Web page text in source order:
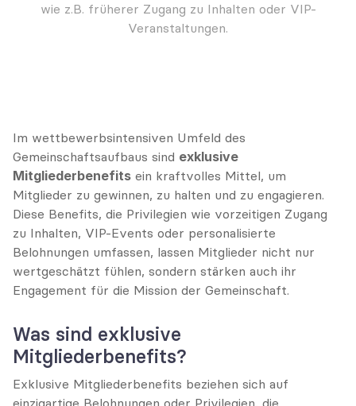
wie z.B. früherer Zugang zu Inhalten oder VIP-
Veranstaltungen.
Im wettbewerbsintensiven Umfeld des
Gemeinschaftsaufbaus sind exklusive
Mitgliederbenefits ein kraftvolles Mittel, um
Mitglieder zu gewinnen, zu halten und zu engagieren.
Diese Benefits, die Privilegien wie vorzeitigen Zugang
zu Inhalten, VIP-Events oder personalisierte
Belohnungen umfassen, lassen Mitglieder nicht nur
wertgeschätzt fühlen, sondern stärken auch ihr
Engagement für die Mission der Gemeinschaft.
Was sind exklusive
Mitgliederbenefits?
Exklusive Mitgliederbenefits beziehen sich auf
einzigartige Belohnungen oder Privilegien, die